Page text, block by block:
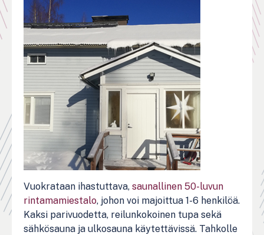
Vuokrataan ihastuttava, saunallinen 50-luvun
rintamamiestalo, johon voi majoittua 1-6 henkilöä.
Kaksi parivuodetta, reilunkokoinen tupa sekä
sähkösauna ja ulkosauna käytettävissä. Tahkolle